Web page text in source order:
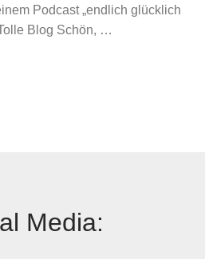
Podcast „endlich glücklich
Blog Schön, …
Media: